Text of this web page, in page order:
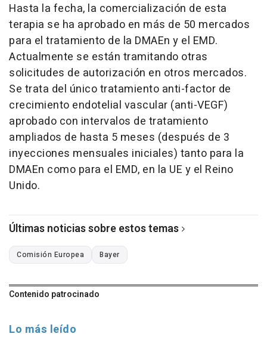
Hasta la fecha, la comercialización de esta
terapia se ha aprobado en más de 50 mercados
para el tratamiento de la DMAEn y el EMD.
Actualmente se están tramitando otras
solicitudes de autorización en otros mercados.
Se trata del único tratamiento anti-factor de
crecimiento endotelial vascular (anti-VEGF)
aprobado con intervalos de tratamiento
ampliados de hasta 5 meses (después de 3
inyecciones mensuales iniciales) tanto para la
DMAEn como para el EMD, en la UE y el Reino
Unido.
Últimas noticias sobre estos temas
Comisión Europea Bayer
Contenido patrocinado
Lo más leído